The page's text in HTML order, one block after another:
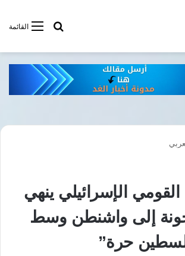
القائمةأبحت فى
القومي الإسرائيلي ينهي
إلى واشنطن وسط
حرة”